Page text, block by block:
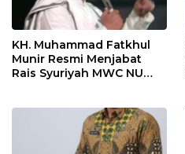
KH. Muhammad Fatkhul
Munir Resmi Menjabat
Rais Syuriyah MWC NU